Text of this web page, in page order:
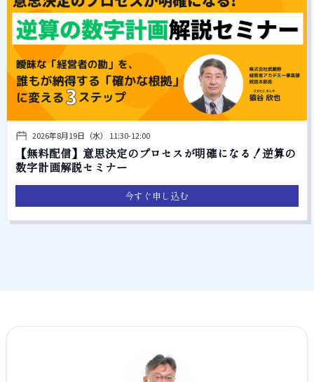
2026年8月19日（水） 11:30-12:00
【無料配信】意思決定のプロセスが明確になる！逆算の
数字計画解説セミナー
今すぐ申し込む